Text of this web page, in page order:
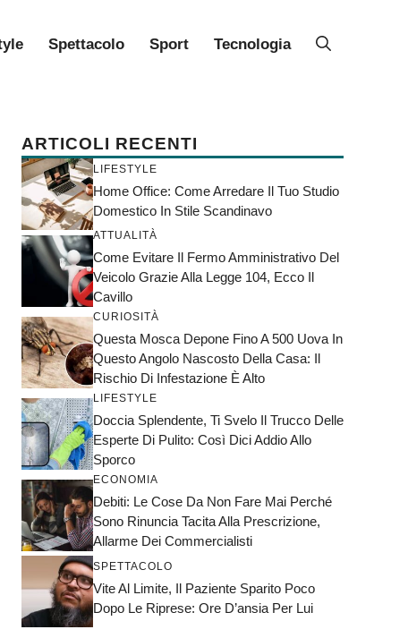
Spettacolo Sport Tecnologia
ARTICOLI RECENTI
LIFESTYLE
Home Office: Come Arredare Il Tuo Studio
Domestico In Stile Scandinavo
ATTUALITÀ
Come Evitare Il Fermo Amministrativo Del
Veicolo Grazie Alla Legge 104, Ecco Il
Cavillo
CURIOSITÀ
Questa Mosca Depone Fino A 500 Uova In
Questo Angolo Nascosto Della Casa: Il
Rischio Di Infestazione È Alto
LIFESTYLE
Doccia Splendente, Ti Svelo Il Trucco Delle
Esperte Di Pulito: Così Dici Addio Allo
Sporco
ECONOMIA
Debiti: Le Cose Da Non Fare Mai Perché
Sono Rinuncia Tacita Alla Prescrizione,
Allarme Dei Commercialisti
SPETTACOLO
Vite Al Limite, Il Paziente Sparito Poco
Dopo Le Riprese: Ore D’ansia Per Lui